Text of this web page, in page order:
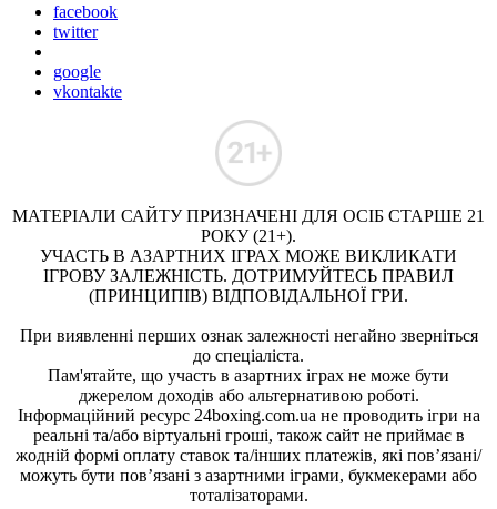
facebook
twitter
google
vkontakte
МАТЕРІАЛИ САЙТУ ПРИЗНАЧЕНІ ДЛЯ ОСІБ СТАРШЕ 21
РОКУ (21+).
УЧАСТЬ В АЗАРТНИХ ІГРАХ МОЖЕ ВИКЛИКАТИ
ІГРОВУ ЗАЛЕЖНІСТЬ. ДОТРИМУЙТЕСЬ ПРАВИЛ
(ПРИНЦИПІВ) ВІДПОВІДАЛЬНОЇ ГРИ.
При виявленні перших ознак залежності негайно зверніться
до спеціаліста.
Пам'ятайте, що участь в азартних іграх не може бути
джерелом доходів або альтернативою роботі.
Інформаційний ресурс 24boxing.com.ua не проводить ігри на
реальні та/або віртуальні гроші, також сайт не приймає в
жодній формі оплату ставок та/інших платежів, які пов’язані/
можуть бути пов’язані з азартними іграми, букмекерами або
тоталізаторами.